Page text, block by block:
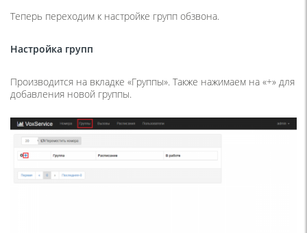
Теперь переходим к настройке групп обзвона.
Настройка групп
Производится на вкладке «Группы». Также нажимаем на «+» для
добавления новой группы.